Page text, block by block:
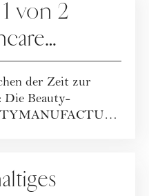
von 2
der Zeit zur
Die Beauty-